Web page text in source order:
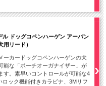
ル ドッグコペンハーゲン アーバン
用リード）
ーカードッグコペンハーゲンの犬
能な「ポーチオーガナイザー」が
す。素早いコントロールが可能な4
ック機能付きカラビナ、3Mリフ